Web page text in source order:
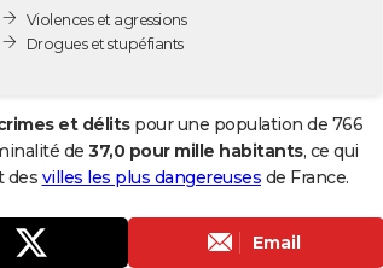
Violences et agressions
Drogues et stupéfiants
et délitspour une population de 766
de 37,0 pour mille habitants, ce qui
des villes les plus dangereuses de France.
Email